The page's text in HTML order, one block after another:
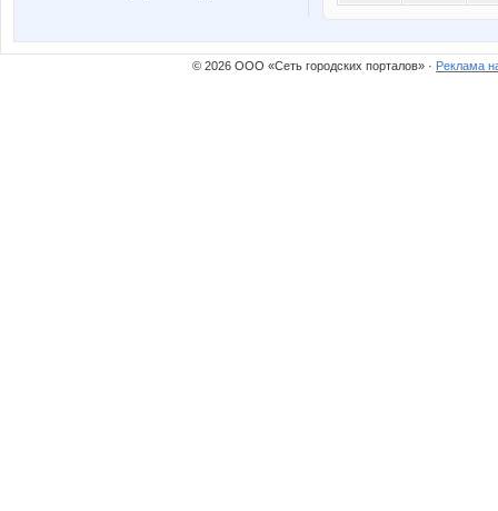
© 2026 ООО «Сеть городских порталов» · Реклама